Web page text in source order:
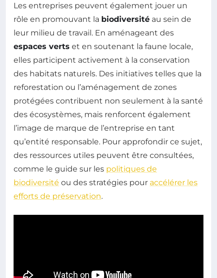
Les entreprises peuvent également jouer un
rôle en promouvant la biodiversité au sein de
leur milieu de travail. En aménageant des
espaces verts et en soutenant la faune locale,
elles participent activement à la conservation
des habitats naturels. Des initiatives telles que la
reforestation ou l’aménagement de zones
protégées contribuent non seulement à la santé
des écosystèmes, mais renforcent également
l’image de marque de l’entreprise en tant
qu’entité responsable. Pour approfondir ce sujet,
des ressources utiles peuvent être consultées,
comme le guide sur les politiques de
biodiversité ou des stratégies pour accélérer les
efforts de préservation.